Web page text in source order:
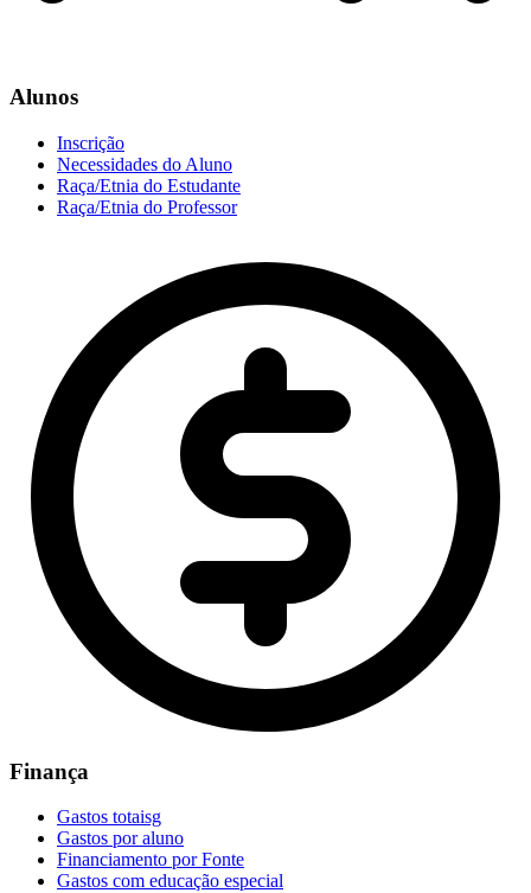
Alunos
Inscrição
Necessidades do Aluno
Raça/Etnia do Estudante
Raça/Etnia do Professor
Finança
Gastos totaisg
Gastos por aluno
Financiamento por Fonte
Gastos com educação especial